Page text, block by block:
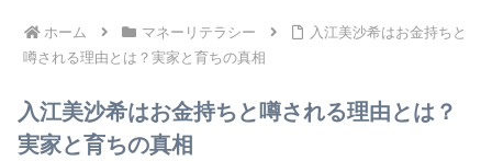
ホーム マネーリテラシー
入江美沙希はお金持ちと
噂される理由とは？実家と育ちの真相
入江美沙希はお金持ちと噂される理由とは？
実家と育ちの真相